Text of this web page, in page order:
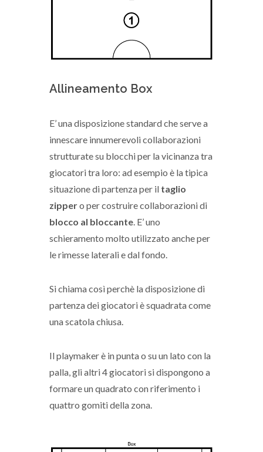
Allineamento Box
E’ una disposizione standard che serve a
innescare innumerevoli collaborazioni
strutturate su blocchi per la vicinanza tra
giocatori tra loro: ad esempio è la tipica
situazione di partenza per il taglio
zippero per costruire collaborazioni di
blocco al bloccante. E’ uno
schieramento molto utilizzato anche per
le rimesse laterali e dal fondo.
Si chiama così perchè la disposizione di
partenza dei giocatori è squadrata come
una scatola chiusa.
Il playmaker è in punta o su un lato con la
palla, gli altri 4 giocatori si dispongono a
formare un quadrato con riferimento i
quattro gomiti della zona.